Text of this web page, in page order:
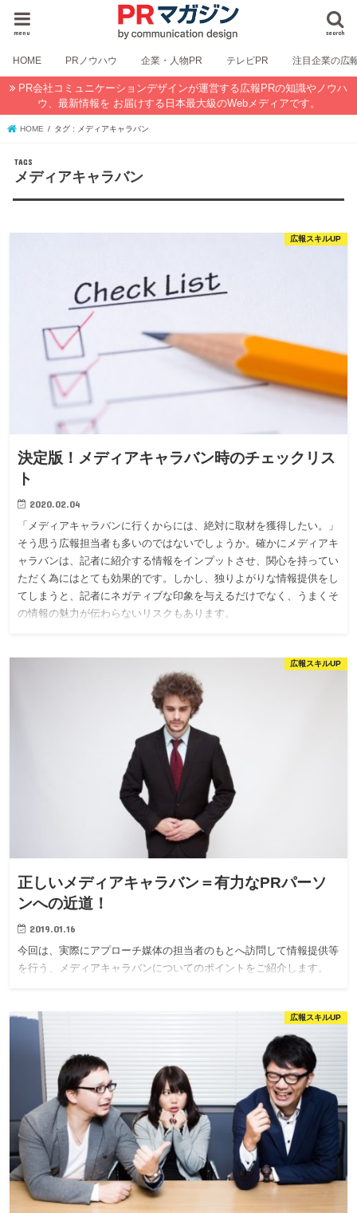
search
menu
HOME PRノウハウ 企業・人物PR テレビPR 注目企業の広
PR会社コミュニケーションデザインが運営する広報PRの知識やノウハ
ウ、最新情報を お届けする日本最大級のWebメディアです。
HOME タグ : メディアキャラバン
メディアキャラバン
広報スキルUP
決定版！メディアキャラバン時のチェックリス
ト
2020.02.04
「メディアキャラバンに行くからには、絶対に取材を獲得したい。」
そう思う広報担当者も多いのではないでしょうか。確かにメディアキ
ャラバンは、記者に紹介する情報をインプットさせ、関心を持ってい
ただく為にはとても効果的です。しかし、独りよがりな情報提供をし
てしまうと、記者にネガティブな印象を与えるだけでなく、うまくそ
の情報の魅力が伝わらないリスクもあります。
広報スキルUP
正しいメディアキャラバン＝有力なPRパーソ
ンへの近道！
2019.01.16
今回は、実際にアプローチ媒体の担当者のもとへ訪問して情報提供等
を行う、メディアキャラバンについてのポイントをご紹介します。
広報スキルUP